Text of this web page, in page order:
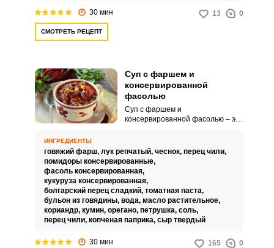
30 мин 13 0
СМОТРЕТЬ РЕЦЕПТ
Суп с фаршем и
консервированной
фасолью
Суп с фаршем и
консервированной фасолью – это
блюдо с овощами, зеленью,
специями и пряностями. Безумно
вкусное сытное яркое и красивое
блюдо с приятной остринкой.
ИНГРЕДИЕНТЫ
говяжий фарш, лук репчатый, чеснок, перец чили,
помидоры консервированные,
фасоль консервированная,
кукуруза консервированная,
болгарский перец сладкий, томатная паста,
бульон из говядины, вода, масло растительное,
кориандр, кумин, орегано, петрушка, соль,
перец чили, копченая паприка, сыр твердый
30 мин 165 0